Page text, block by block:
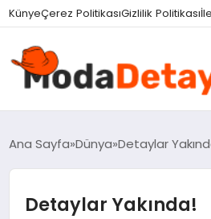
felix markets 360
felix markets yatırım
felix markets pro
felix markets
felix markets app
KünyeÇerez PolitikasıGizlilik Politikası
GÜNDEM
DÜNYA
Ana Sayfa Dünya Detaylar
Detaylar Yakında!